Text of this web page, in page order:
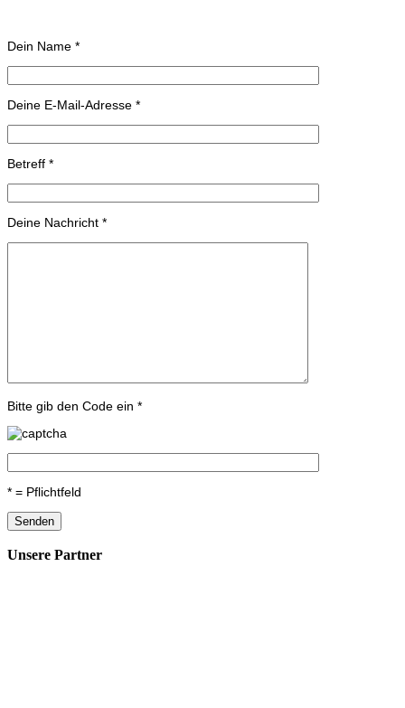
Dein Name *
Deine E-Mail-Adresse *
Betreff *
Deine Nachricht *
Bitte gib den Code ein *
* = Pflichtfeld
Unsere Partner